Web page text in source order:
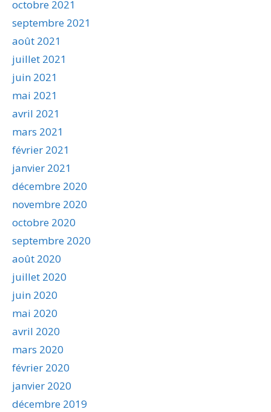
octobre 2021
septembre 2021
août 2021
juillet 2021
juin 2021
mai 2021
avril 2021
mars 2021
février 2021
janvier 2021
décembre 2020
novembre 2020
octobre 2020
septembre 2020
août 2020
juillet 2020
juin 2020
mai 2020
avril 2020
mars 2020
février 2020
janvier 2020
décembre 2019